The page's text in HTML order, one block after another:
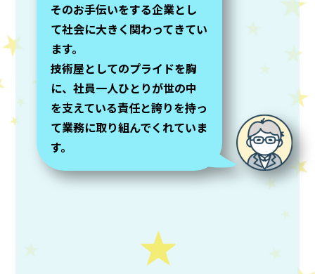
そのお手伝いをする企業とし
て社会に大きく関わってきてい
ます。
技術屋としてのプライドを胸
に、社員一人ひとりが世の中
を支えている責任と誇りを持っ
て業務に取り組んでくれていま
す。